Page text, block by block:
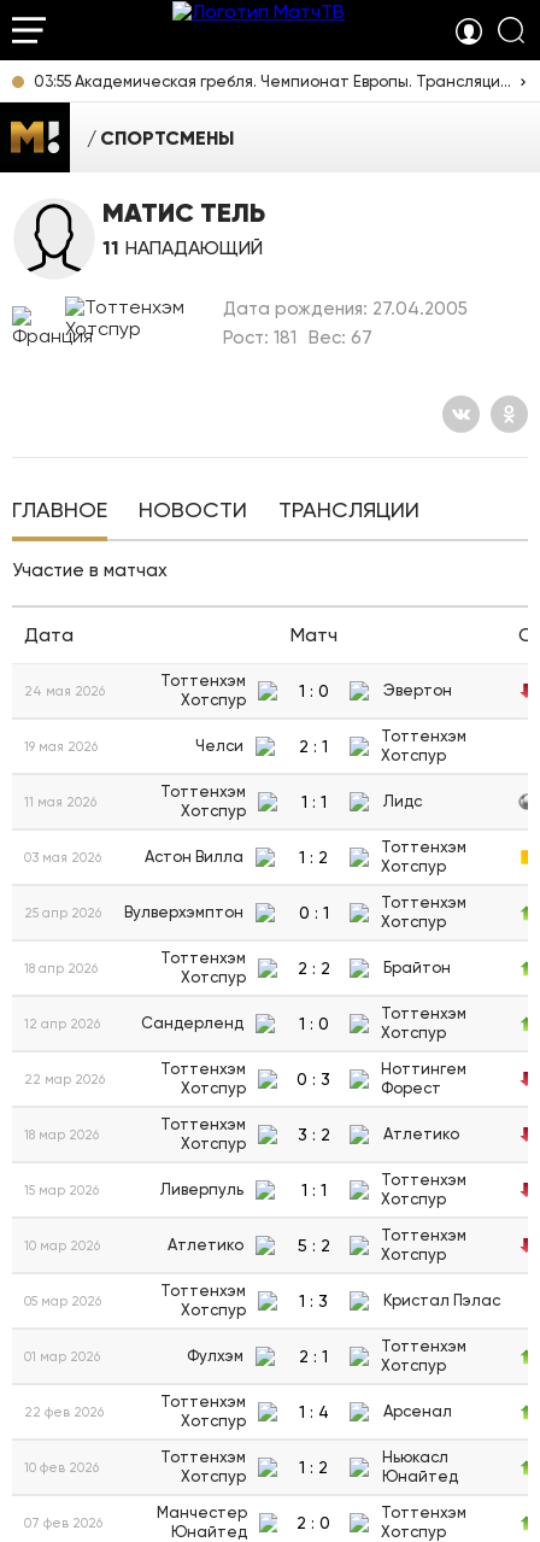
03:55 Академическая гребля. Чемпионат Европы. Трансляция из Италии [6+]
СПОРТСМЕНЫ
МАТИС ТЕЛЬ
11 НАПАДАЮЩИЙ
Дата рождения: 27.04.2005
Рост: 181
Вес: 67
ГЛАВНОЕ НОВОСТИ ТРАНСЛЯЦИИ
Участие в матчах
Дата Матч
24 мая 2026
Тоттенхэм
Хотспур
1 : 0 Эвертон
19 мая 2026 Челси 2 : 1
Тоттенхэм
Хотспур
11 мая 2026
Тоттенхэм
Хотспур
1 : 1 Лидс
03 мая 2026 Астон Вилла 1 : 2
Тоттенхэм
Хотспур
25 апр 2026 Вулверхэмптон 0 : 1
Тоттенхэм
Хотспур
18 апр 2026
Тоттенхэм
Хотспур
2 : 2 Брайтон
12 апр 2026 Сандерленд 1 : 0
Тоттенхэм
Хотспур
22 мар 2026
Тоттенхэм
Хотспур
0 : 3
Ноттингем
Форест
18 мар 2026
Тоттенхэм
Хотспур
3 : 2 Атлетико
15 мар 2026 Ливерпуль 1 : 1
Тоттенхэм
Хотспур
10 мар 2026 Атлетико 5 : 2
Тоттенхэм
Хотспур
05 мар 2026
Тоттенхэм
Хотспур
1 : 3 Кристал Пэлас
01 мар 2026 Фулхэм 2 : 1
Тоттенхэм
Хотспур
22 фев 2026
Тоттенхэм
Хотспур
1 : 4 Арсенал
10 фев 2026
Тоттенхэм
Хотспур
1 : 2
Ньюкасл
Юнайтед
07 фев 2026
Манчестер
Юнайтед
2 : 0
Тоттенхэм
Хотспур